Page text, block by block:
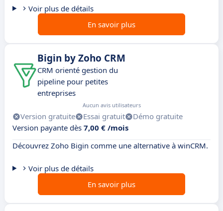
Voir plus de détails
En savoir plus
Bigin by Zoho CRM
CRM orienté gestion du
pipeline pour petites
entreprises
Aucun avis utilisateurs
Version gratuite Essai gratuit
Démo gratuite
Version payante dès 7,00 € /mois
Découvrez Zoho Bigin comme une alternative à winCRM.
Voir plus de détails
En savoir plus